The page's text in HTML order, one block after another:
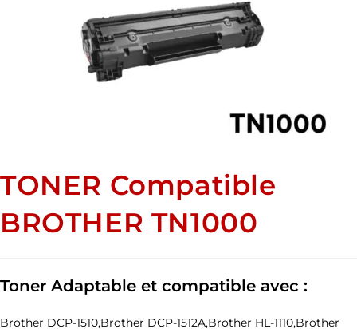
TONER Compatible
BROTHER TN1000
Toner Adaptable et compatible avec :
Brother DCP-1510,Brother DCP-1512A,Brother HL-1110,Brother